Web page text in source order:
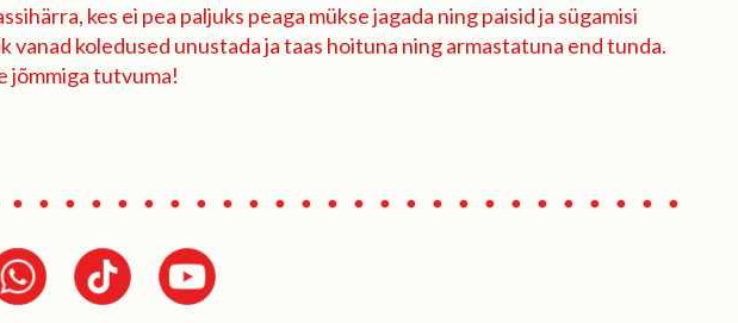
kes ei pea paljuks peaga mükse jagada ning paisid ja sügamisi
vanad koledused unustada ja taas hoituna ning armastatuna end tunda.
jõmmiga tutvuma!